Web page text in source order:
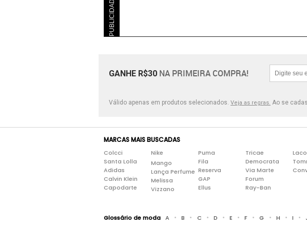
PUBLICIDADE
GANHE R$30 NA PRIMEIRA COMPRA!
Válido apenas em produtos selecionados. Veja as regras. Ao se
MARCAS MAIS BUSCADAS
Colcci
Santa Lolla
Adidas
Calvin Klein
Capodarte
Nike
Mango
Lança Perfume
Melissa
Vizzano
Puma
Fila
Reserva
GAP
Ellus
Tricae
Democrata
Via Marte
Forum
Ray-Ban
Glossário de moda A • B • C • D • E • F • G • H • I •